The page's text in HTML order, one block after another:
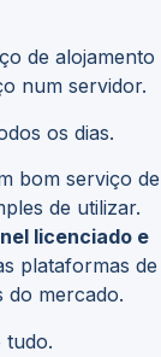
de alojamento
num servidor.
os dias.
bom serviço de
de utilizar.
licenciado e
plataformas de
do mercado.
tudo.